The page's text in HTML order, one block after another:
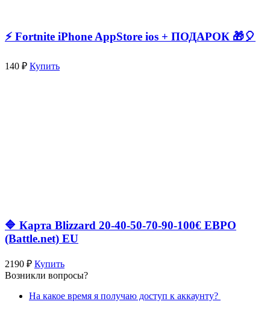
⚡️ Fortnite iPhone AppStore ios + ПОДАРОК 🎁🎈
140 ₽ Купить
🔷 Карта Blizzard 20-40-50-70-90-100€ ЕВРО
(Battle.net) EU
2190 ₽ Купить
Возникли вопросы?
На какое время я получаю доступ к аккаунту?